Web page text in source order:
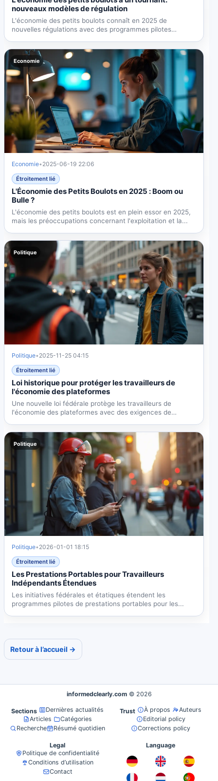
nouveaux modèles de régulation
L'économie des petits boulots connaît en 2025 de
nouvelles régulations avec des programmes pilotes
Economie
Economie• 2025-06-19 22:06
Étroitement lié
L'Économie des Petits Boulots en 2025 : Boom ou
Bulle ?
L'économie des petits boulots est en plein essor en 2025,
mais les préoccupations concernant l'exploitation et la...
Politique
Politique• 2025-11-25 04:15
Étroitement lié
Loi historique pour protéger les travailleurs de
l'économie des plateformes
Une nouvelle loi fédérale protège les travailleurs de
l'économie des plateformes avec des exigences de
Politique
Politique• 2026-01-01 18:15
Étroitement lié
Les Prestations Portables pour Travailleurs
Indépendants Étendues
Les initiatives fédérales et étatiques étendent les
programmes pilotes de prestations portables pour les...
Retour à l’accueil →
informedclearly.com © 2026
Sections
Dernières actualités
Articles
Catégories
Recherche
Résumé quotidien
Trust À propos
Auteurs
Editorial policy
Corrections policy
Legal
Politique de confidentialité
Conditions d’utilisation
Contact
Language